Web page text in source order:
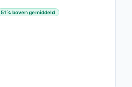
51% boven gemiddeld